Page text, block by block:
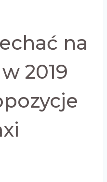
na
2019